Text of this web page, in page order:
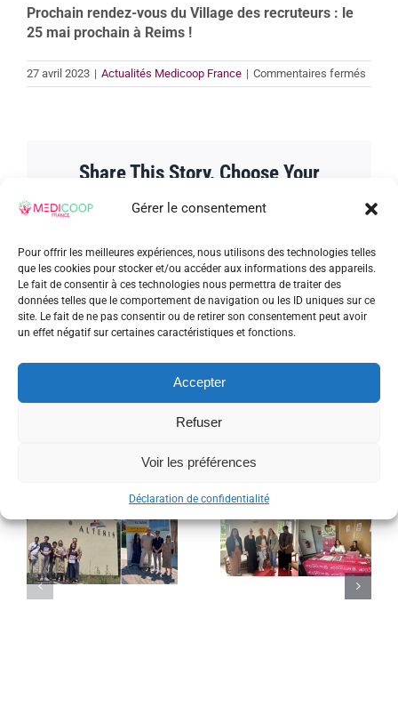
Gérer le consentement
Pour offrir les meilleures expériences, nous utilisons des technologies telles
que les cookies pour stocker et/ou accéder aux informations des appareils.
Le fait de consentir à ces technologies nous permettra de traiter des
données telles que le comportement de navigation ou les ID uniques sur ce
site. Le fait de ne pas consentir ou de retirer son consentement peut avoir
un effet négatif sur certaines caractéristiques et fonctions.
Accepter
Refuser
Voir les préférences
Déclaration de confidentialité
Prochain rendez-vous du Village des recruteurs : le
25 mai prochain à Reims !
27 avril 2023 | Actualités Medicoop France | Commentaires fermés
Une
Share This Story, Choose Your
Platform!
À propos de l'auteur :admin_patrick
Présence
dans le Loiret
Job dating
Lille Avenirs